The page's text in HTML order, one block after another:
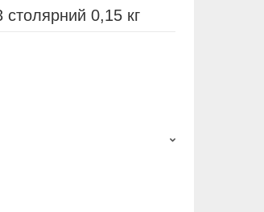
0,15 кг